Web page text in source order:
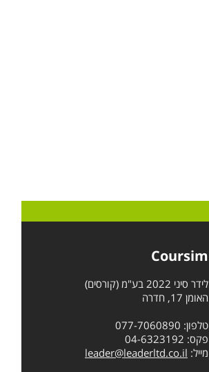
Coursim
לידר סיני 2022 בע"מ (קורסים)
האומן 17, חדרה
טלפון: 077-7060890
פקס: 04-6323192
מייל: leader@leaderltd.co.il